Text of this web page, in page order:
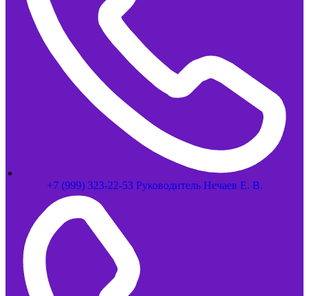
+7 (999) 323-22-53 Руководитель Нечаев Е. В.